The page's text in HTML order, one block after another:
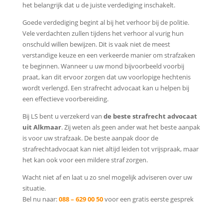
het belangrijk dat u de juiste verdediging inschakelt.
Goede verdediging begint al bij het verhoor bij de politie.
Vele verdachten zullen tijdens het verhoor al vurig hun
onschuld willen bewijzen. Dit is vaak niet de meest
verstandige keuze en een verkeerde manier om strafzaken
te beginnen. Wanneer u uw mond bijvoorbeeld voorbij
praat, kan dit ervoor zorgen dat uw voorlopige hechtenis
wordt verlengd. Een strafrecht advocaat kan u helpen bij
een effectieve voorbereiding.
Bij LS bent u verzekerd van de beste strafrecht advocaat
uit Alkmaar. Zij weten als geen ander wat het beste aanpak
is voor uw strafzaak. De beste aanpak door de
strafrechtadvocaat kan niet altijd leiden tot vrijspraak, maar
het kan ook voor een mildere straf zorgen.
Wacht niet af en laat u zo snel mogelijk adviseren over uw
situatie.
Bel nu naar:088 – 629 00 50voor een gratis eerste gesprek